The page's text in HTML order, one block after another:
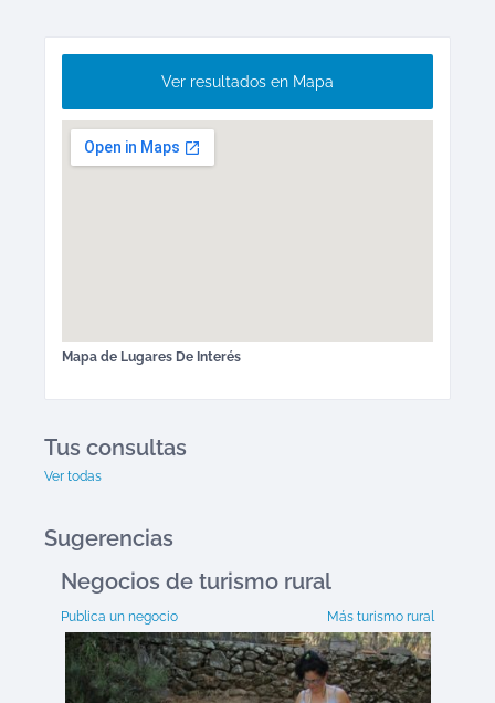
Ver resultados en Mapa
Mapa de Lugares De Interés
Tus consultas
Ver todas
Sugerencias
Negocios de turismo rural
Publica un negocio Más turismo rural